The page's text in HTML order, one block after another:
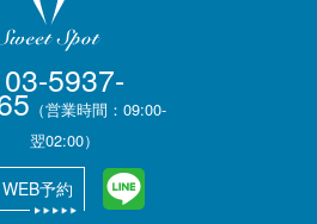
03-5937-
（営業時間：09:00-
翌02:00）
WEB予約